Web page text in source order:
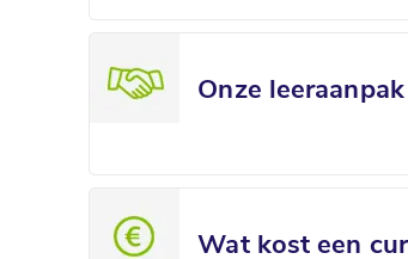
Onze leeraanpak
Wat kost een